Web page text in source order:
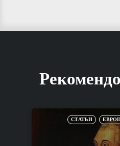
СТАТЬИ